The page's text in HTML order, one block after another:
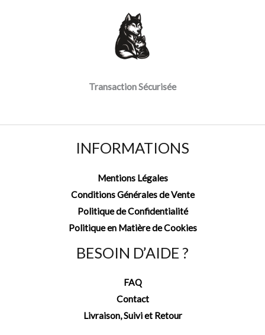
Transaction Sécurisée
INFORMATIONS
Mentions Légales
Conditions Générales de Vente
Politique de Confidentialité
Politique en Matière de Cookies
BESOIN D’AIDE ?
FAQ
Contact
Livraison, Suivi et Retour